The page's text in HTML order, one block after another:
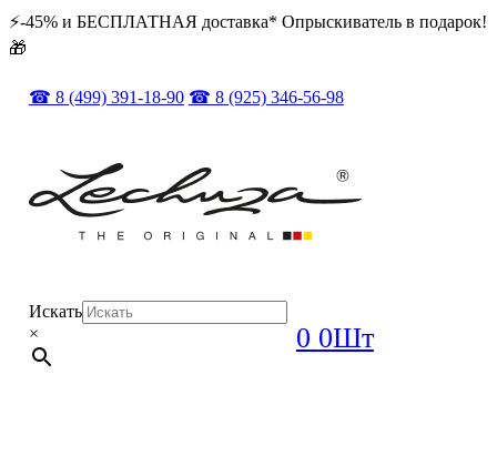
⚡️️-45% и БЕСПЛАТНАЯ доставка* Опрыскиватель в подарок!
🎁
☎ 8 (499) 391-18-90 ☎ 8 (925) 346-56-98
Искать
×
0 0Шт